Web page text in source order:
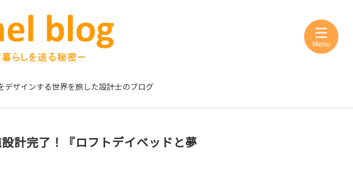
デザインする世界を旅した設計士のブログ
計完了！『ロフトデイベッドと夢